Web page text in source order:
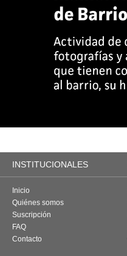
INSTITUCIONALES
Inicio
Quiénes somos
Suscripción
FAQ
Contacto